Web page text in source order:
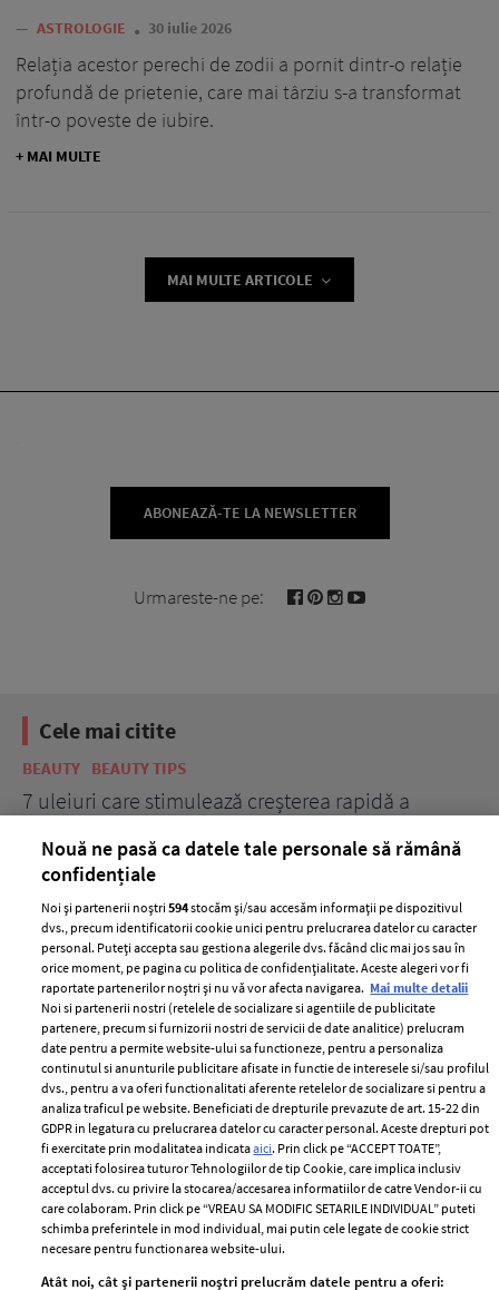
— ASTROLOGIE 30 iulie 2026
Relația acestor perechi de zodii a pornit dintr-o relație
profundă de prietenie, care mai târziu s-a transformat
într-o poveste de iubire.
+ MAI MULTE
MAI MULTE ARTICOLE
ABONEAZĂ-TE LA NEWSLETTER
Urmareste-ne pe:
Cele mai citite
BEAUTY BEAUTY TIPS
7 uleiuri care stimulează creșterea rapidă a
ELLE Style Awards
2024
Despre ELLE
Romania
Contact
Abonamente
Termeni si conditii
Politica de
confidențialitate
Politica de cookies
Publicitate
Nouă ne pasă ca datele tale personale să rămână
confidențiale
Noi și partenerii noștri594stocăm și/sau accesăm informații pe dispozitivul
dvs., precum identificatorii cookie unici pentru prelucrarea datelor cu caracter
personal. Puteți accepta sau gestiona alegerile dvs. făcând clic mai jos sau în
orice moment, pe pagina cu politica de confidențialitate. Aceste alegeri vor fi
raportate partenerilor noștri și nu vă vor afecta navigarea. Mai multe detalii
Noi si partenerii nostri (retelele de socializare si agentiile de publicitate
partenere, precum si furnizorii nostri de servicii de date analitice) prelucram
date pentru a permite website-ului sa functioneze, pentru a personaliza
continutul si anunturile publicitare afisate in functie de interesele si/sau profilul
dvs., pentru a va oferi functionalitati aferente retelelor de socializare si pentru a
analiza traficul pe website. Beneficiati de drepturile prevazute de art. 15-22 din
GDPR in legatura cu prelucrarea datelor cu caracter personal. Aceste drepturi pot
fi exercitate prin modalitatea indicataaici. Prin click pe “ACCEPT TOATE”,
acceptati folosirea tuturor Tehnologiilor de tip Cookie, care implica inclusiv
acceptul dvs. cu privire la stocarea/accesarea informatiilor de catre Vendor-ii cu
care colaboram. Prin click pe “VREAU SA MODIFIC SETARILE INDIVIDUAL” puteti
schimba preferintele in mod individual, mai putin cele legate de cookie strict
necesare pentru functionarea website-ului.
Atât noi, cât și partenerii noștri prelucrăm datele pentru a oferi: